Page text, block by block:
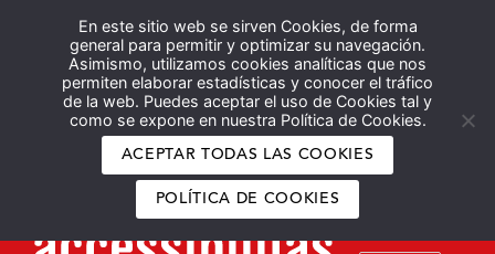
En este sitio web se sirven Cookies, de forma
general para permitir y optimizar su navegación.
Asimismo, utilizamos cookies analíticas que nos
permiten elaborar estadísticas y conocer el tráfico
de la web. Puedes aceptar el uso de Cookies tal y
como se expone en nuestra Política de Cookies.
ACEPTAR TODAS LAS COOKIES
POLÍTICA DE COOKIES
Español English